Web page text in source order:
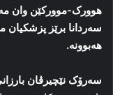
هوورک-موورکێن وان
سه‌ردانا برێز
هه‌بوونه‌.
سه‌رۆک نێچیرڤان